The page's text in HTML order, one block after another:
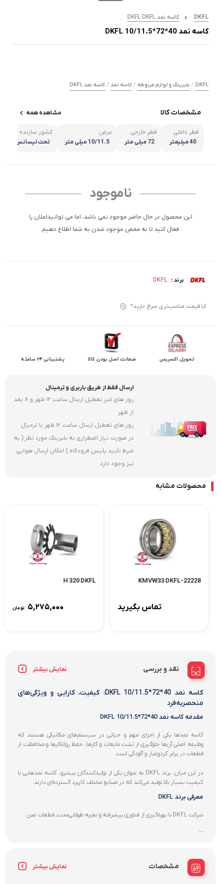
DKFL کاسه نمد DKFL DKFL
کاسه نمد 40*72*10/11.5 DKFL
DKFL
/ بلبرینگ و لوازم مربوطه / کاسه نمد / کاسه نمد DKFL
مشخصات کالا مشاهده همه
قطر داخلی
40 میلیمتر
قطر خارجی
72 میلی متر
عرض
10/11.5 میلی متر
کشور سازنده
تحت لیسانس DKFL آلمان
ناموجود
این محصول در حال حاضر موجود نمی باشد، اما می توانیداعلان را
فعال کنید تا به محض موجود شدن به شما اطلاع دهیم
برند : DKFL
آیا قیمت مناسب‌تری سراغ دارید؟
تحویل اکسپرس ضمانت اصل بودن کالا پشتیبانی 24 ساعته
ارسال فقط از طریق باربری و ترمینال
روز های غیر تعطیل ارسال ساعت 12 ظهر و 8 بعد
از ظهر
روز های تعطیل ارسال ساعت 12 ظهر با ترمیال
در صورت نیاز اضطراری به بلبرینگ مورد نظر ( به
شرط تایید پلیس فرودگاه ) امکان ارسال هوایی
نیز وجود دارد
محصولات مشابه
22228-KMVW33 DKFL
تماس بگیرید
H 320 DKFL
۵,۲۷۵,۰۰۰ تومان
نقد و بررسی نمایش بیشتر
کاسه نمد 40*72*10/11.5 DKFL: کیفیت، کارایی و ویژگی‌های
منحصربه‌فرد
مقدمه کاسه نمد 40*72*10/11.5 DKFL
کاسه نمدها یکی از اجزای مهم و حیاتی در سیستم‌های مکانیکی هستند که
وظیفه اصلی آن‌ها جلوگیری از نشت مایعات و گازها، حفظ روانکارها و محافظت از
قطعات در برابر گردوغبار و آلودگی است.
در این میان، برند DKFL به عنوان یکی از تولیدکنندگان پیشرو، کاسه نمدهایی با
کیفیت بسیار بالا تولید می‌کند که در صنایع مختلف کاربرد گسترده‌ای دارند.
معرفی برند DKFL
شرکت DKFL با بهره‌گیری از فناوری پیشرفته و تجربه طولانی‌مدت، قطعات صن
...
مشخصات نمایش بیشتر